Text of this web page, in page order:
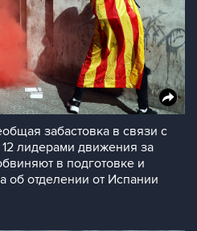
забастовка в связи с
лидерами движения за
в подготовке и
отделении от Испании